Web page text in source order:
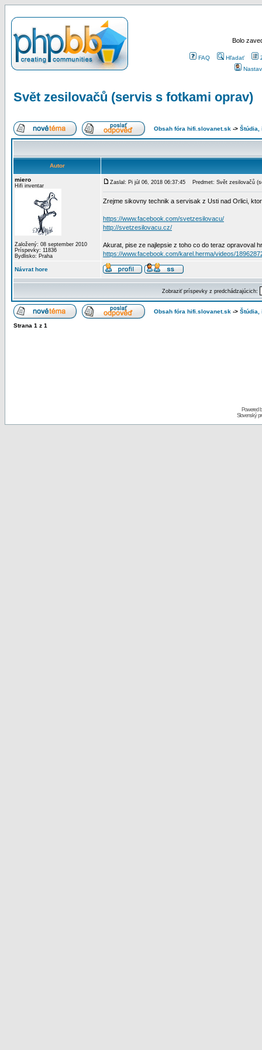
Bolo
FAQ Hľadať
Svět zesilovačů (servis s fotkami oprav)
Obsah fóra hifi.slovanet.sk -> Štúdia,
Autor
miero
Hifi inventar
Založený: 08 september 2010
Príspevky: 11836
Bydlisko: Praha
Zaslal: Pi júl 06, 2018 06:37:45 Predmet: Svět zesilovačů
Zrejme sikovny technik a servisak z Usti nad Orlici,
https://www.facebook.com/svetzesilovacu/
http://svetzesilovacu.cz/
Akurat, pise ze najlepsie z toho co do teraz opravoval
https://www.facebook.com/karel.herma/videos/
Návrat hore
Zobraziť príspevky z predchádzajúcich:
Obsah fóra hifi.slovanet.sk -> Štúdia,
Strana 1 z 1
Powered
Slovenský